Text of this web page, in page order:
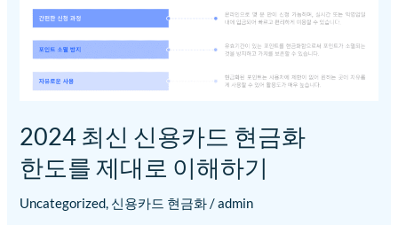
2024 최신 신용카드 현금화
한도를 제대로 이해하기
Uncategorized, 신용카드 현금화/admin
제대로
이해하기